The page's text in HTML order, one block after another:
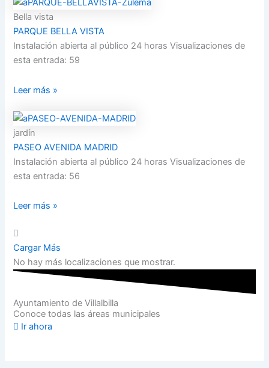
Bella vista
PARQUE BELLA VISTA
Instalación abierta al público 24 horas Visualizaciones de
esta entrada: 59
Leer más »
jardín
PASEO AVENIDA MADRID
Instalación abierta al público 24 horas Visualizaciones de
esta entrada: 56
Leer más »
Cargar Más
No hay más localizaciones que mostrar.
Ayuntamiento de Villalbilla
Conoce todas las áreas municipales
Ir ahora